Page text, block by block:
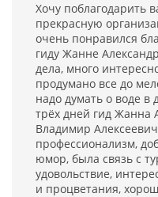
Хочу поблагодарить
прекрасную
очень понравился
гиду Жанне
дела, много
продумано все до
надо думать о воде в
трёх дней гид Жанна
Владимир
профессионализм,
юмор, была связь с
удовольствие,
и процветания,